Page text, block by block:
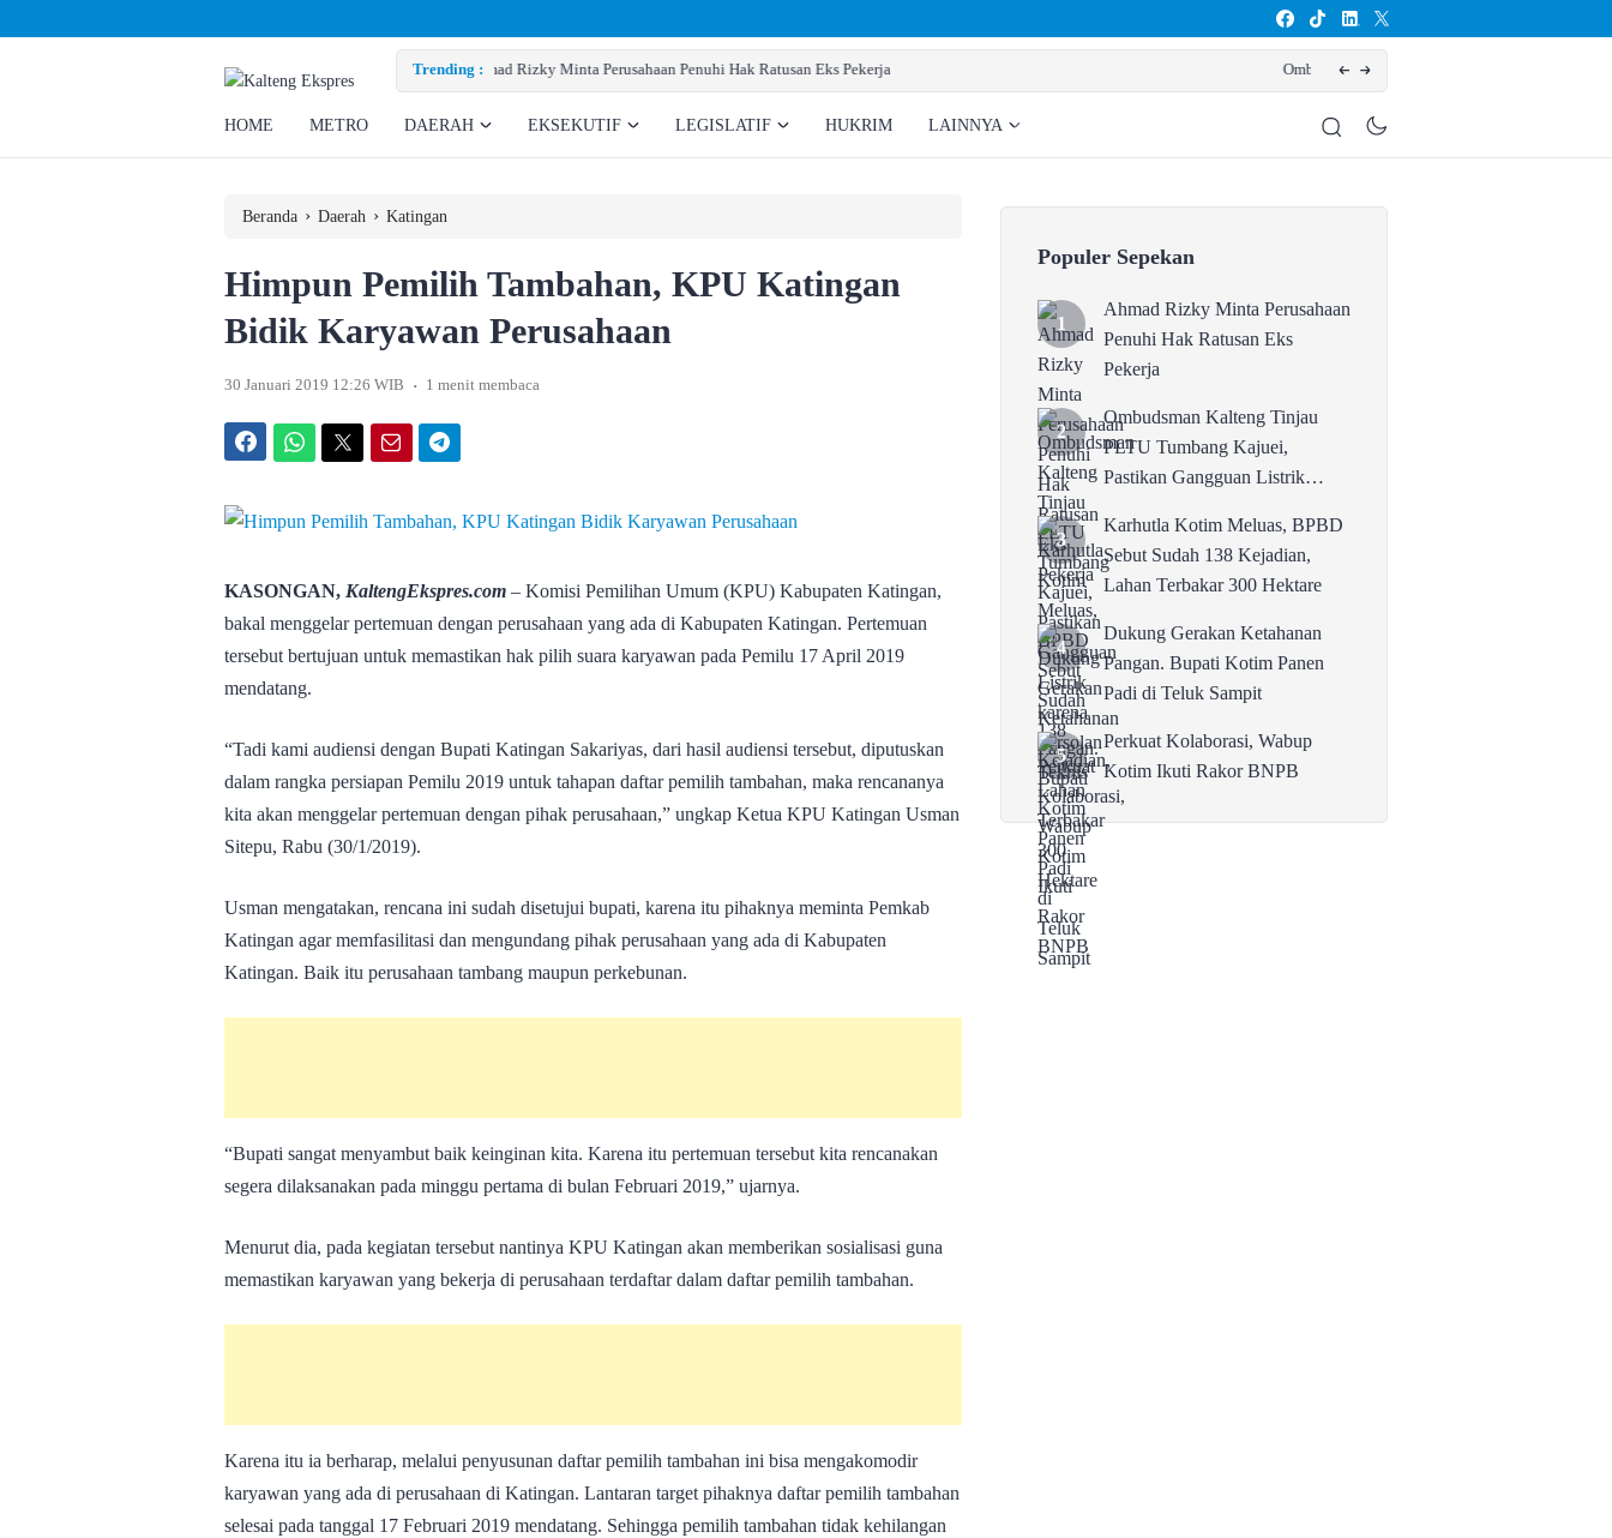
Trending :
Perusahaan Penuhi Hak Ratusan Eks Pekerja Ombudsman Kalteng Tinjau PLTU Tumbang Kajuei, Pastikan Gangguan Listrik karena Persolan Teknis
HOME METRO DAERAH EKSEKUTIF LEGISLATIF HUKRIM LAINNYA
Beranda › Daerah › Katingan
Himpun Pemilih Tambahan, KPU Katingan
Bidik Karyawan Perusahaan
30 Januari 2019 12:26 WIB . 1 menit membaca
KASONGAN, KaltengEkspres.com – Komisi Pemilihan Umum (KPU) Kabupaten Katingan,
bakal menggelar pertemuan dengan perusahaan yang ada di Kabupaten Katingan. Pertemuan
tersebut bertujuan untuk memastikan hak pilih suara karyawan pada Pemilu 17 April 2019
mendatang.
“Tadi kami audiensi dengan Bupati Katingan Sakariyas, dari hasil audiensi tersebut, diputuskan
dalam rangka persiapan Pemilu 2019 untuk tahapan daftar pemilih tambahan, maka rencananya
kita akan menggelar pertemuan dengan pihak perusahaan,” ungkap Ketua KPU Katingan Usman
Sitepu, Rabu (30/1/2019).
Usman mengatakan, rencana ini sudah disetujui bupati, karena itu pihaknya meminta Pemkab
Katingan agar memfasilitasi dan mengundang pihak perusahaan yang ada di Kabupaten
Katingan. Baik itu perusahaan tambang maupun perkebunan.
“Bupati sangat menyambut baik keinginan kita. Karena itu pertemuan tersebut kita rencanakan
segera dilaksanakan pada minggu pertama di bulan Februari 2019,” ujarnya.
Menurut dia, pada kegiatan tersebut nantinya KPU Katingan akan memberikan sosialisasi guna
memastikan karyawan yang bekerja di perusahaan terdaftar dalam daftar pemilih tambahan.
Karena itu ia berharap, melalui penyusunan daftar pemilih tambahan ini bisa mengakomodir
karyawan yang ada di perusahaan di Katingan. Lantaran target pihaknya daftar pemilih tambahan
selesai pada tanggal 17 Februari 2019 mendatang. Sehingga pemilih tambahan tidak kehilangan
Populer Sepekan
Ahmad Rizky Minta Perusahaan
Penuhi Hak Ratusan Eks
Pekerja
Ombudsman Kalteng Tinjau
PLTU Tumbang Kajuei,
Pastikan Gangguan Listrik
Karhutla Kotim Meluas, BPBD
Sebut Sudah 138 Kejadian,
Lahan Terbakar 300 Hektare
Dukung Gerakan Ketahanan
Pangan. Bupati Kotim Panen
Padi di Teluk Sampit
Perkuat Kolaborasi, Wabup
Kotim Ikuti Rakor BNPB